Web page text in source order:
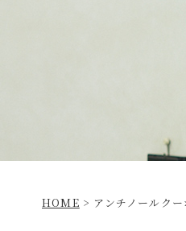
HOME > アンチノールク